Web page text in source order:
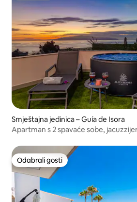
Smještajna jedinica – Guía de Isora
Apartman s 2 spavaće sobe,
Odabrali gosti
Odabrali gosti